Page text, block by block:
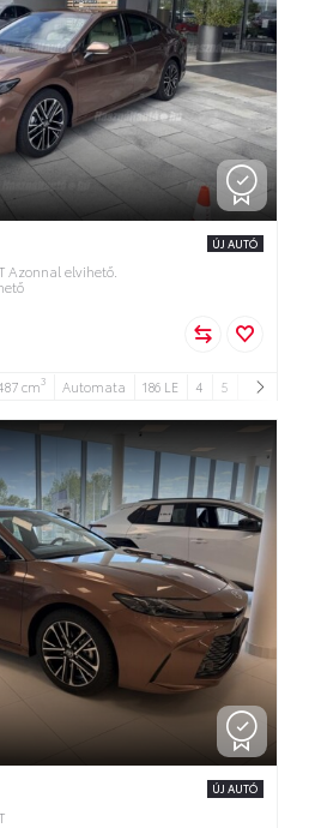
Azonnal elvihető.
ÚJ AUTÓ
cm3 Automata 186 LE 4 5
ÚJ AUTÓ